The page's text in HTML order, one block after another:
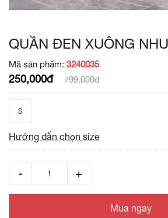
QUẦN ĐEN XUÔNG
Mã sản phẩm: 3240035
250,000đ 799,000đ
S
Hướng dẫn chọn size
Mua ngay